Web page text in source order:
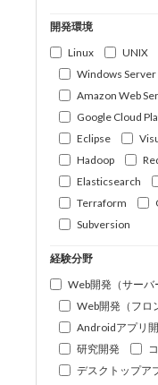
開発環境
Linux
UNIX
Windows Server
Amazon Web
Google Cloud
Eclipse
Hadoop
Elasticsearch
Terraform
Subversion
経験分野
Web開発（サーバ
Web開発（フロ
Androidアプリ
研究開発
デスクトップア